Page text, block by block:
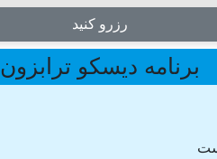
رزرو کنید
برنامه دیسکو ترابزون